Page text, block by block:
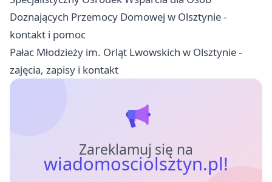
Doznających Przemocy Domowej w Olsztynie -
kontakt i pomoc
Pałac Młodzieży im. Orląt Lwowskich w Olsztynie -
zajęcia, zapisy i kontakt
Zareklamuj się na
wiadomosciolsztyn.pl!